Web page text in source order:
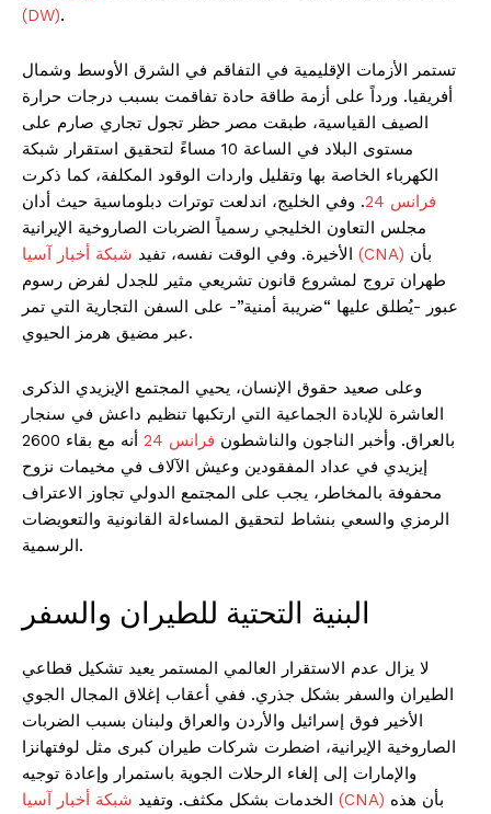
(DW).
تستمر الأزمات الإقليمية في التفاقم في الشرق الأوسط وشمال
أفريقيا. ورداً على أزمة طاقة حادة تفاقمت بسبب درجات حرارة
الصيف القياسية، طبقت مصر حظر تجول تجاري صارم على
مستوى البلاد في الساعة 10 مساءً لتحقيق استقرار شبكة
الكهرباء الخاصة بها وتقليل واردات الوقود المكلفة، كما ذكرت
فرانس 24
. وفي الخليج، اندلعت توترات دبلوماسية حيث أدان
مجلس التعاون الخليجي رسمياً الضربات الصاروخية الإيرانية
الأخيرة. وفي الوقت نفسه، تفيد شبكة أخبار آسيا (CNA)
طهران تروج لمشروع قانون تشريعي مثير للجدل لفرض رسوم
عبور -يُطلق عليها “ضريبة أمنية”- على السفن التجارية التي تمر
عبر مضيق هرمز الحيوي.
وعلى صعيد حقوق الإنسان، يحيي المجتمع الإيزيدي الذكرى
العاشرة للإبادة الجماعية التي ارتكبها تنظيم داعش في سنجار
بالعراق. وأخبر الناجون والناشطون فرانس 24
أنه مع بقاء 2600
إيزيدي في عداد المفقودين وعيش الآلاف في مخيمات نزوح
محفوفة بالمخاطر، يجب على المجتمع الدولي تجاوز الاعتراف
الرمزي والسعي بنشاط لتحقيق المساءلة القانونية والتعويضات
الرسمية.
البنية التحتية للطيران والسفر
لا يزال عدم الاستقرار العالمي المستمر يعيد تشكيل قطاعي
الطيران والسفر بشكل جذري. ففي أعقاب إغلاق المجال الجوي
الأخير فوق إسرائيل والأردن والعراق ولبنان بسبب الضربات
الصاروخية الإيرانية، اضطرت شركات طيران كبرى مثل لوفتهانزا
والإمارات إلى إلغاء الرحلات الجوية باستمرار وإعادة توجيه
الخدمات بشكل مكثف. وتفيد شبكة أخبار آسيا (CNA)